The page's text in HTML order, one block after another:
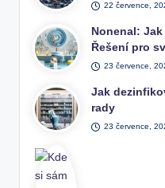
22 července,
Nonenal:
Řešení pro
23 července,
Jak
rady
23 července,